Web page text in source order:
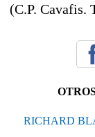
(C.P. Cavafis.
RICHARD